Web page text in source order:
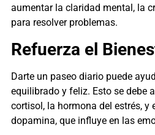
aumentar la claridad mental, la
para resolver problemas.
Refuerza el
Darte un paseo diario puede
equilibrado y feliz. Esto se debe
cortisol, la hormona del estrés, y
dopamina, que influye en las